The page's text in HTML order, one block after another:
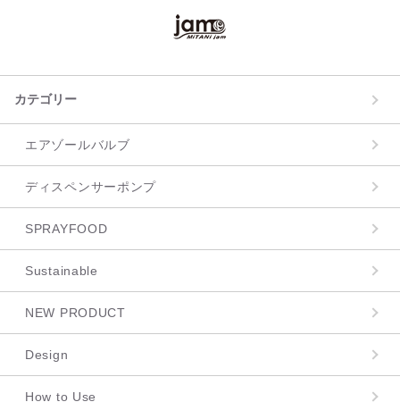
カテゴリー
エアゾールバルブ
ディスペンサーポンプ
SPRAYFOOD
Sustainable
NEW PRODUCT
Design
How to Use